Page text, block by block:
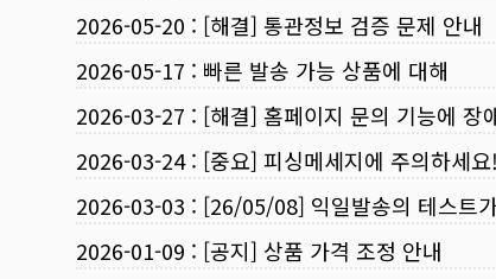
2026-05-20 : [해결] 통관정보 검증 문제 안내
2026-05-17 : 빠른 발송 가능 상품에 대해
2026-03-27 : [해결] 홈페이지 문의 기능에 장
2026-03-24: [중요] 피싱메세지에 주의하세요!
2026-03-03 : [26/05/08] 익일발송의 테스트
2026-01-09 : [공지] 상품 가격 조정 안내